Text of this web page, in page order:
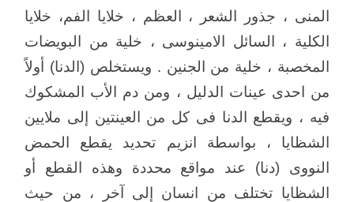
المنى ، جذور الشعر ، العظم ، خلايا الفم، خلايا
الكلية ، السائل الامينوسى ، خلية من البويضات
المخصبة ، خلية من الجنين . ويستخلص (الدنا) أولاً
من احدى عينات الدليل ، ومن دم الأب المشكوك
فيه ، ويقطع الدنا فى كل من العينتين إلى ملايين
الشظايا ، بواسطة انزيم تحديد يقطع الحمض
النووى (دنا) عند مواقع محددة وهذه القطع أو
الشظايا تختلف من انسان إلى آخر ، من حيث